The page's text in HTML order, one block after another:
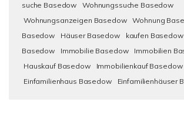
suche Basedow
Wohnungssuche Basedow
Wohnungsanzeigen Basedow
Wohnung
Basedow
Häuser Basedow kaufen Basedow
Basedow
Immobilie Basedow
Immobilien
Hauskauf Basedow
Immobilienkauf Basedow
Einfamilienhaus Basedow
Einfamilienhäuser